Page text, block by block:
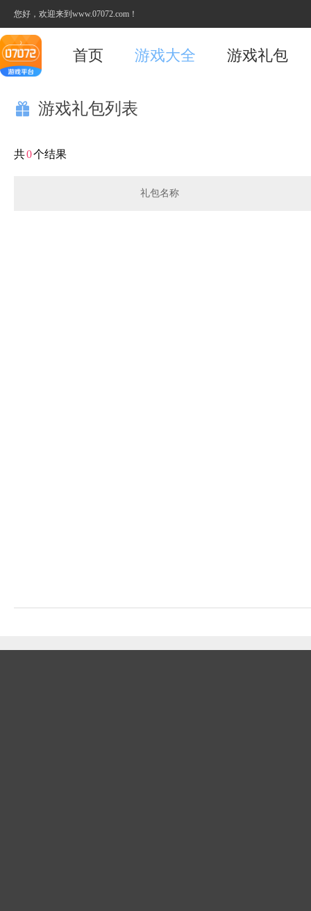
您好，欢迎来到www.07072.com！
首页 游戏大全 游戏礼包
 游戏礼包列表
共0个结果
礼包名称